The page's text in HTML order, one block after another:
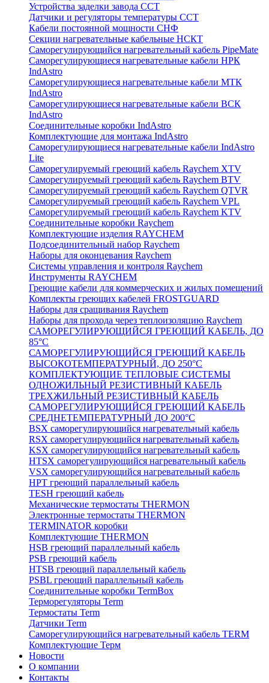
Устройства заделки завода ССТ
Датчики и регуляторы температуры ССТ
Кабели постоянной мощности СНФ
Секции нагревательные кабельные НСКТ
Саморегулирующийся нагревательный кабель PipeMate
Саморегулирующиеся нагревательные кабели НРК
IndAstro
Саморегулирующиеся нагревательные кабели МТК
IndAstro
Саморегулирующиеся нагревательные кабели ВСК
IndAstro
Соединительные коробки IndAstro
Комплектующие для монтажа IndAstro
Саморегулирующиеся нагревательные кабели IndAstro
Lite
Саморегулируемый греющий кабель Raychem XTV
Саморегулируемый греющий кабель Raychem BTV
Саморегулируемый греющий кабель Raychem QTVR
Саморегулируемый греющий кабель Raychem VPL
Саморегулируемый греющий кабель Raychem KTV
Соединительные коробки Raychem
Комплектующие изделия RAYCHEM
Подсоединительный набор Raychem
Наборы для оконцевания Raychem
Системы управления и контроля Raychem
Инструменты RAYCHEM
Греющие кабели для коммерческих и жилых помещений
Комплекты греющих кабелей FROSTGUARD
Наборы для сращивания Raychem
Наборы для прохода через теплоизоляцию Raychem
САМОРЕГУЛИРУЮЩИЙСЯ ГРЕЮЩИЙ КАБЕЛЬ, ДО
85°С
САМОРЕГУЛИРУЮЩИЙСЯ ГРЕЮЩИЙ КАБЕЛЬ
ВЫСОКОТЕМПЕРАТУРНЫЙ, ДО 250°С
КОМПЛЕКТУЮЩИЕ ТЕПЛОВЫЕ СИСТЕМЫ
ОДНОЖИЛЬНЫЙ РЕЗИСТИВНЫЙ КАБЕЛЬ
ТРЕХЖИЛЬНЫЙ РЕЗИСТИВНЫЙ КАБЕЛЬ
САМОРЕГУЛИРУЮЩИЙСЯ ГРЕЮЩИЙ КАБЕЛЬ
СРЕДНЕТЕМПЕРАТУРНЫЙ ДО 200°С
BSX саморегулирующийся нагревательный кабель
RSX саморегулирующийся нагревательный кабель
KSX саморегулирующийся нагревательный кабель
HTSX саморегулирующийся нагревательный кабель
VSX саморегулирующийся нагревательный кабель
НРТ греющий параллельный кабель
TESH греющий кабель
Механические термостаты THERMON
Электронные термостаты THERMON
TERMINATOR коробки
Комплектующие THERMON
HSB греющий параллельный кабель
PSB греющий кабель
HTSB греющий параллельный кабель
PSBL греющий параллельный кабель
Соединительные коробки TermBox
Терморегуляторы Term
Термостаты Term
Датчики Term
Саморегулирующийся нагревательный кабель TERM
Комплектующие Терм
Новости
О компании
Контакты